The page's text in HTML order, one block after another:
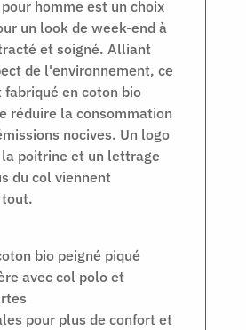
homme est un choix
un look de week-end à
et soigné. Alliant
de l'environnement, ce
en coton bio
réduire la consommation
nocives. Un logo
poitrine et un lettrage
du col viennent
bio peigné piqué
avec col polo et
pour plus de confort et